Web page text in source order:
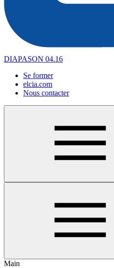
DIAPASON 04.16
Se former
elcia.com
Nous contacter
Main